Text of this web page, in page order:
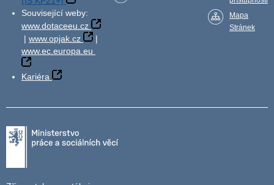
Související weby:
www.dotaceeu.cz
| www.opjak.cz
|
www.ec.europa.eu
Kariéra
Mapa
Stránek